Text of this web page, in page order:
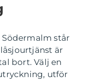
står
är
bort. Välj en
utför